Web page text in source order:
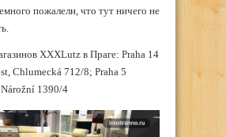
пожалели, что тут ничего не
XXXLutz в Праге: Praha 14
Chlumecká 712/8; Praha 5
1390/4